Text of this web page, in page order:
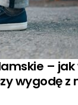
–
wygodę z